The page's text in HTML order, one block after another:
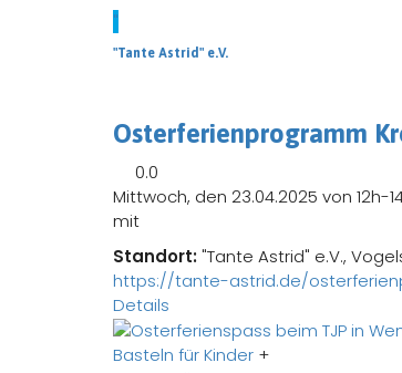
"
"Tante Astrid" e.V.
Osterferienprogramm
0.0
Mittwoch, den 23.04.2025 von 12h-
mit
Standort:"Tante Astrid" e.V.,
https://tante-astrid.de/
Details
Basteln für Kinder +